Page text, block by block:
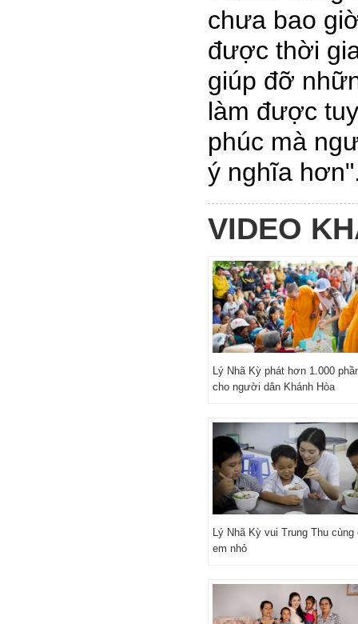
chưa bao
được thời
giúp đỡ
làm được
phúc mà
ý nghĩa
VIDEO
Lý Nhã Kỳ phát hơn 1.000
cho người dân Khánh Hòa
Lý Nhã Kỳ vui Trung Thu cùng
em nhỏ